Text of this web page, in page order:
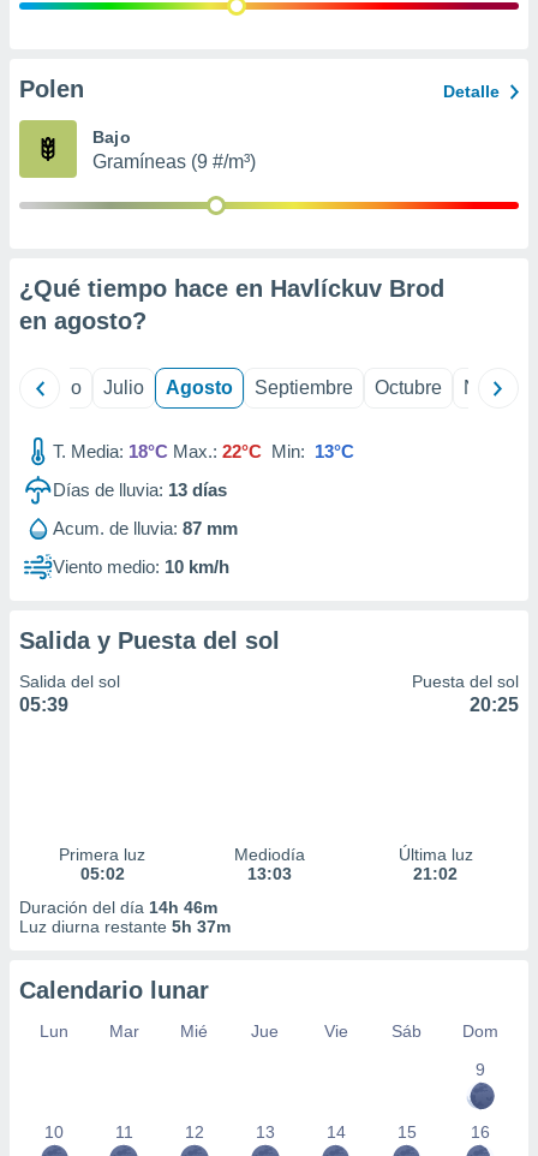
e
publicidad
Polen Detalle
Bajo
Gramíneas (9 #/m³)
¿Qué tiempo hace en Havlíckuv Brod
en agosto?
Junio Julio Agosto Septiembre Octubre
T. Media: 18°C Max.: 22°C Min: 13°C
Días de lluvia: 13 días
Acum. de lluvia: 87 mm
Viento medio: 10 km/h
Salida y Puesta del sol
Salida del sol
05:39
Puesta del sol
20:25
Primera luz
05:02
Mediodía
13:03
Última luz
21:02
Duración del día 14h 46m
Luz diurna restante 5h 37m
Calendario lunar
Lun Mar Mié Jue Vie Sáb
Dom
9
10 11 12 13 14 15 16